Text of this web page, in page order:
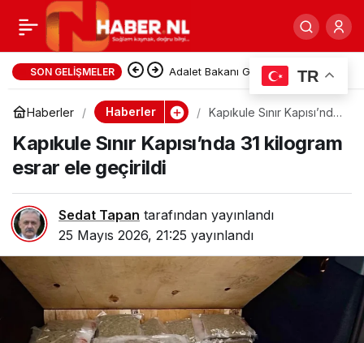
SON GELIŞMELER Adalet Bakanı Gürlek: İnternet
Haberciliğine Yeni Yasal
Düzenleme Yolda
Haberler Haberler
Kapıkule Sınır Kapısı’nda
geçirildi
Kapıkule Sınır Kapısı’nda 31 kilogram
esrar ele geçirildi
Sedat Tapan tarafından yayınlandı
25 Mayıs 2026, 21:25 yayınlandı
Rotterdam’da Silahla
Yaralama Olayında
Kadın Hayatını Kaybetti
0 Paylaş
TR